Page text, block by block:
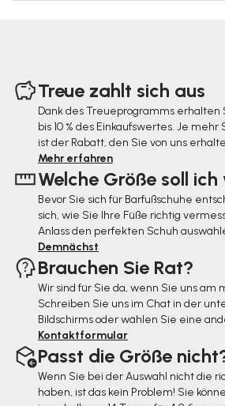
Treue zahlt sich aus
Dank des Treueprogramms erhalten
bis 10 % des Einkaufswertes. Je
ist der Rabatt, den Sie von uns
Mehr erfahren
Welche Größe soll ich
Bevor Sie sich für Barfußschuhe
sich, wie Sie Ihre Füße richtig
Anlass den perfekten Schuh
Demnächst
Brauchen Sie Rat?
Wir sind für Sie da, wenn Sie uns am
Schreiben Sie uns im Chat in der
Bildschirms oder wählen Sie eine
Kontaktformular
Passt die Größe
Wenn Sie bei der Auswahl nicht die
haben, ist das kein Problem! Sie